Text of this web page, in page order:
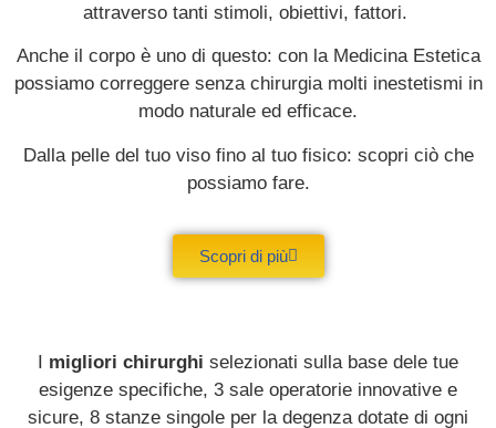
attraverso tanti stimoli, obiettivi, fattori.
Anche il corpo è uno di questo: con la Medicina Estetica
possiamo correggere senza chirurgia molti inestetismi in
modo naturale ed efficace.
Dalla pelle del tuo viso fino al tuo fisico: scopri ciò che
possiamo fare.
Scopri di più
I migliori chirurghi selezionati sulla base dele tue
esigenze specifiche, 3 sale operatorie innovative e
sicure, 8 stanze singole per la degenza dotate di ogni